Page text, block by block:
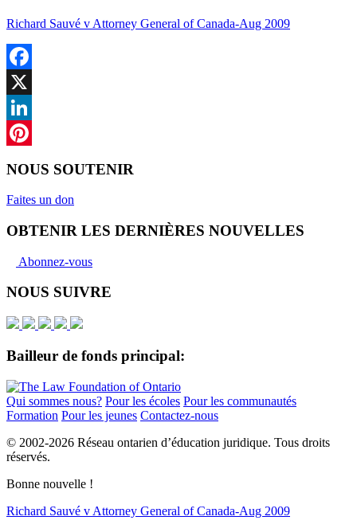
Richard Sauvé v Attorney General of Canada-Aug 2009
Facebook
X
LinkedIn
NOUS SOUTENIR
Faites un don
OBTENIR LES DERNIÈRES NOUVELLES
Abonnez-vous
NOUS SUIVRE
Bailleur de fonds principal:
Qui sommes nous? Pour les écoles Pour les communautés
Formation Pour les jeunes Contactez-nous
© 2002-2026 Réseau ontarien d’éducation juridique. Tous droits
réservés.
Bonne nouvelle !
Richard Sauvé v Attorney General of Canada-Aug 2009